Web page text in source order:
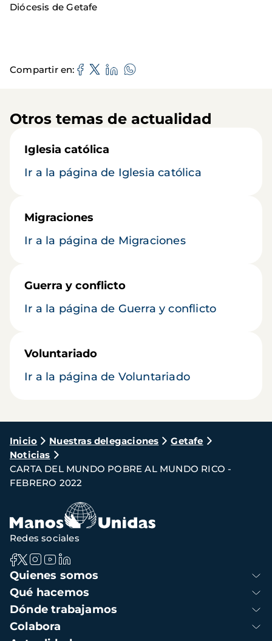
Diócesis de Getafe
Compartir en
Otros temas de actualidad
Iglesia católica
Ir a la página de Iglesia católica
Migraciones
Ir a la página de Migraciones
Guerra y conflicto
Ir a la página de Guerra y conflicto
Voluntariado
Ir a la página de Voluntariado
Ruta
de
navegación
Inicio Nuestras delegaciones
Getafe
Noticias
CARTA DEL MUNDO POBRE AL MUNDO RICO -
FEBRERO 2022
Navegación
principal
Quienes somos
Qué hacemos
Dónde trabajamos
Colabora
Redes sociales